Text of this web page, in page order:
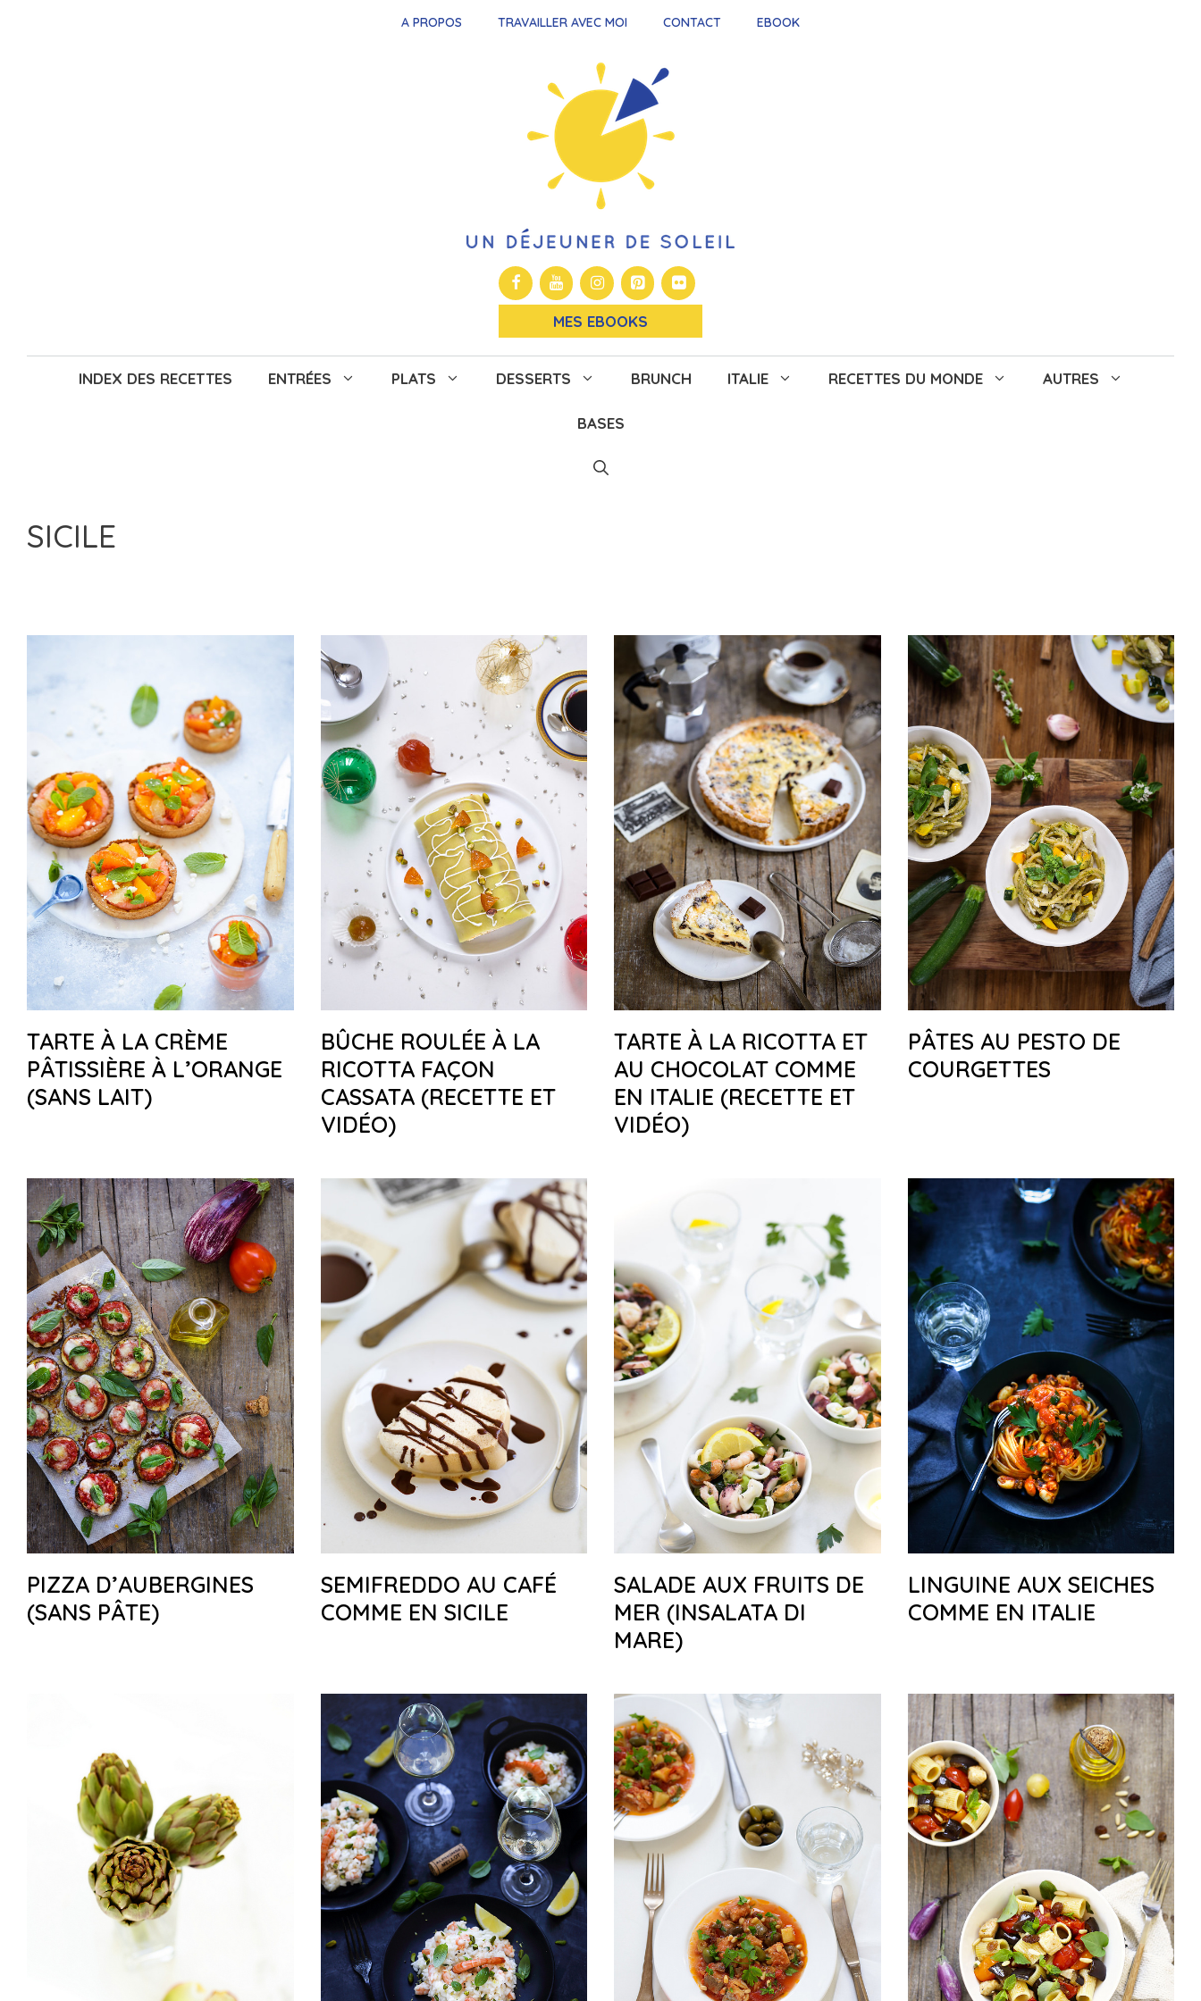
A PROPOS TRAVAILLER AVEC MOI CONTACT EBOOK
MES EBOOKS
INDEX DES RECETTES ENTRÉES PLATS DESSERTS BRUNCH ITALIE RECETTES DU MONDE AUTRES
BASES
SICILE
TARTE À LA CRÈME
PÂTISSIÈRE À L’ORANGE
(SANS LAIT)
BÛCHE ROULÉE À LA
RICOTTA FAÇON
CASSATA (RECETTE ET
VIDÉO)
TARTE À LA RICOTTA ET
AU CHOCOLAT COMME
EN ITALIE (RECETTE ET
VIDÉO)
PÂTES AU PESTO DE
COURGETTES
PIZZA D’AUBERGINES
(SANS PÂTE)
SEMIFREDDO AU CAFÉ
COMME EN SICILE
SALADE AUX FRUITS DE
MER (INSALATA DI
MARE)
LINGUINE AUX SEICHES
COMME EN ITALIE